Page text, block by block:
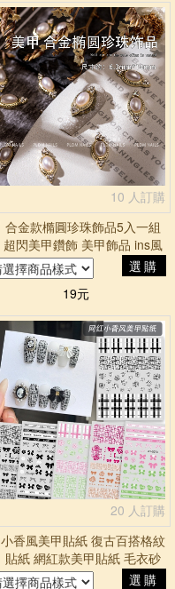
10 人訂購
合金款橢圓珍珠飾品5入一組
超閃美甲鑽飾 美甲飾品 ins風
鑽飾 美甲大鑽
選購
19元
20 人訂購
小香風美甲貼紙 復古百搭格紋
貼紙 網紅款美甲貼紙 毛衣砂
糖粉美甲貼紙 小香風平面貼紙
選購